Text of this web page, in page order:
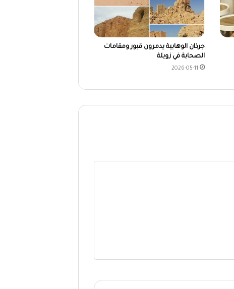
جرذان الوهابية يدمرون قبور ومقامات
الصحابة في زويلة
2026-05-11